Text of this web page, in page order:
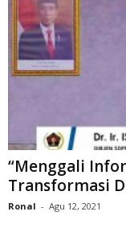
“Menggali
Transformasi
Ronal - Agu 12, 2021